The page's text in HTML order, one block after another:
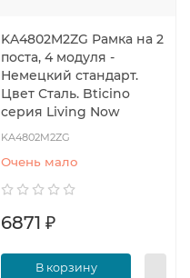
KA4802M2ZG Рамка на 2
поста, 4 модуля -
Немецкий стандарт.
Цвет Сталь. Bticino
серия Living Now
KA4802M2ZG
Очень мало
6871 ₽
В корзину